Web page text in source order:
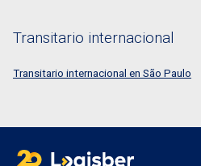
Transitario internacional
Transitario internacional en São Paulo